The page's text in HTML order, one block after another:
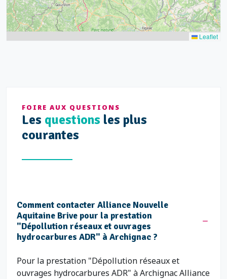
Leaflet
FOIRE AUX QUESTIONS
Les questions les plus
courantes
Comment contacter Alliance Nouvelle
Aquitaine Brive pour la prestation
"Dépollution réseaux et ouvrages
hydrocarbures ADR" à Archignac ?
Pour la prestation "Dépollution réseaux et
ouvrages hydrocarbures ADR" à Archignac Alliance